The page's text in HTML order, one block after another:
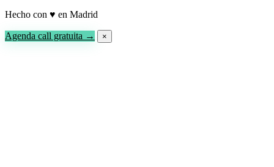
Hecho con ♥ en Madrid
Agenda call gratuita → ×